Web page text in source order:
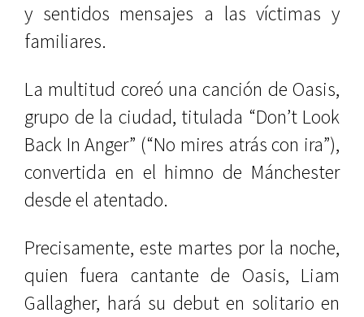
y sentidos mensajes a las víctimas y
familiares.
La multitud coreó una canción de Oasis,
grupo de la ciudad, titulada “Don’t Look
Back In Anger” (“No mires atrás con ira”),
convertida en el himno de Mánchester
desde el atentado.
Precisamente, este martes por la noche,
quien fuera cantante de Oasis, Liam
Gallagher, hará su debut en solitario en